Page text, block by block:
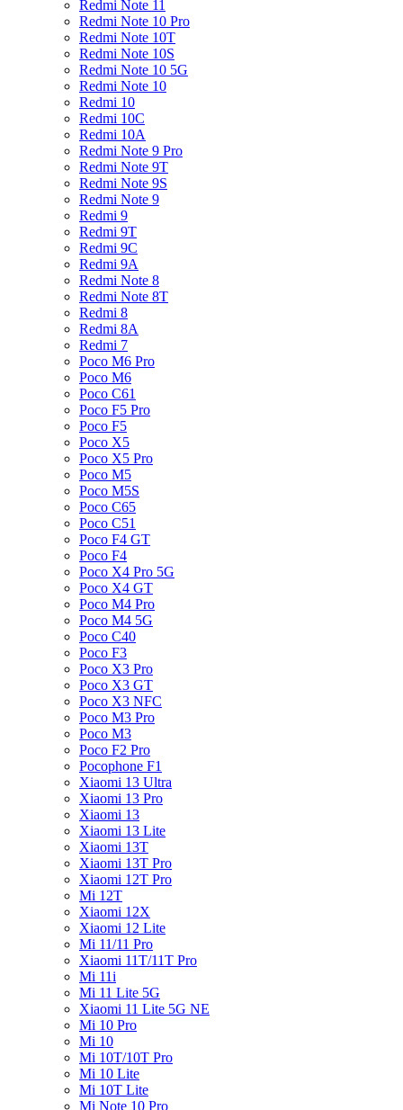
Redmi Note 11
Redmi Note 10 Pro
Redmi Note 10T
Redmi Note 10S
Redmi Note 10 5G
Redmi Note 10
Redmi 10
Redmi 10C
Redmi 10A
Redmi Note 9 Pro
Redmi Note 9T
Redmi Note 9S
Redmi Note 9
Redmi 9
Redmi 9T
Redmi 9C
Redmi 9A
Redmi Note 8
Redmi Note 8T
Redmi 8
Redmi 8A
Redmi 7
Poco M6 Pro
Poco M6
Poco C61
Poco F5 Pro
Poco F5
Poco X5
Poco X5 Pro
Poco M5
Poco M5S
Poco C65
Poco C51
Poco F4 GT
Poco F4
Poco X4 Pro 5G
Poco X4 GT
Poco M4 Pro
Poco M4 5G
Poco C40
Poco F3
Poco X3 Pro
Poco X3 GT
Poco X3 NFC
Poco M3 Pro
Poco M3
Poco F2 Pro
Pocophone F1
Xiaomi 13 Ultra
Xiaomi 13 Pro
Xiaomi 13
Xiaomi 13 Lite
Xiaomi 13T
Xiaomi 13T Pro
Xiaomi 12T Pro
Mi 12T
Xiaomi 12X
Xiaomi 12 Lite
Mi 11/11 Pro
Xiaomi 11T/11T Pro
Mi 11i
Mi 11 Lite 5G
Xiaomi 11 Lite 5G NE
Mi 10 Pro
Mi 10
Mi 10T/10T Pro
Mi 10 Lite
Mi 10T Lite
Mi Note 10 Pro